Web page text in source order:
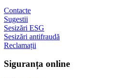
Contacte
Sugestii
Sesizări ESG
Sesizări antifraudă
Reclamații
Siguranța online